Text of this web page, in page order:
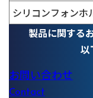
シリコンフォン
製品に関する
以
お問い合わせ
Contact